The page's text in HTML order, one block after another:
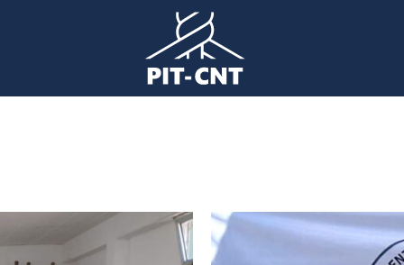
Imagen